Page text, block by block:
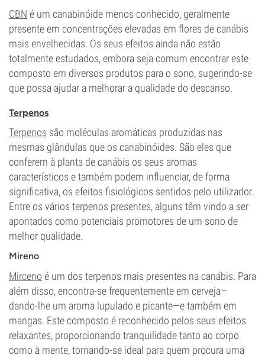
CBN é um canabinóide menos conhecido, geralmente
presente em concentrações elevadas em flores de canábis
mais envelhecidas. Os seus efeitos ainda não estão
totalmente estudados, embora seja comum encontrar este
composto em diversos produtos para o sono, sugerindo-se
que possa ajudar a melhorar a qualidade do descanso.
Terpenos
Terpenos são moléculas aromáticas produzidas nas
mesmas glândulas que os canabinóides. São eles que
conferem à planta de canábis os seus aromas
característicos e também podem influenciar, de forma
significativa, os efeitos fisiológicos sentidos pelo utilizador.
Entre os vários terpenos presentes, alguns têm vindo a ser
apontados como potenciais promotores de um sono de
melhor qualidade.
Mireno
Mirceno é um dos terpenos mais presentes na canábis. Para
além disso, encontra-se frequentemente em cerveja—
dando-lhe um aroma lupulado e picante—e também em
mangas. Este composto é reconhecido pelos seus efeitos
relaxantes, proporcionando tranquilidade tanto ao corpo
como à mente, tornando-se ideal para quem procura uma